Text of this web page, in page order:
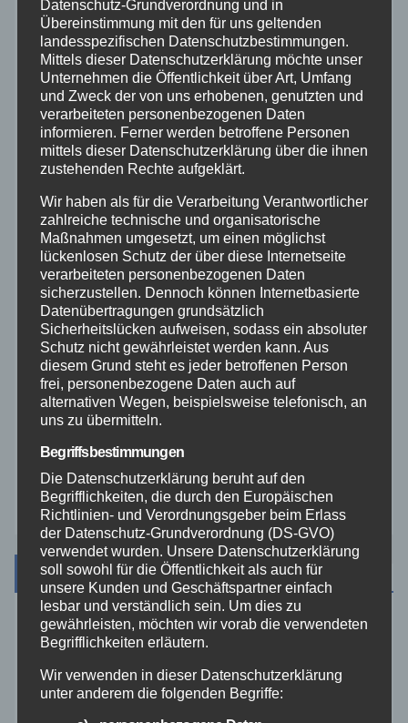
Hilfsorganisationen
Mayen-Koblenz
Neuwied
Polizei
Rettungsdienst
Rhein-Lahn
THW
Veranstaltungen
Video
Westerwald
Zoll
Archiv
August 2026
Juli 2026
Datenschutz-Grundverordnung und in
Übereinstimmung mit den für uns geltenden
landesspezifischen Datenschutzbestimmungen.
Mittels dieser Datenschutzerklärung möchte unser
Unternehmen die Öffentlichkeit über Art, Umfang
und Zweck der von uns erhobenen, genutzten und
verarbeiteten personenbezogenen Daten
informieren. Ferner werden betroffene Personen
mittels dieser Datenschutzerklärung über die ihnen
zustehenden Rechte aufgeklärt.
Wir haben als für die Verarbeitung Verantwortlicher
zahlreiche technische und organisatorische
Maßnahmen umgesetzt, um einen möglichst
lückenlosen Schutz der über diese Internetseite
verarbeiteten personenbezogenen Daten
sicherzustellen. Dennoch können Internetbasierte
Datenübertragungen grundsätzlich
Sicherheitslücken aufweisen, sodass ein absoluter
Schutz nicht gewährleistet werden kann. Aus
diesem Grund steht es jeder betroffenen Person
frei, personenbezogene Daten auch auf
alternativen Wegen, beispielsweise telefonisch, an
uns zu übermitteln.
Begriffsbestimmungen
Die Datenschutzerklärung beruht auf den
Begrifflichkeiten, die durch den Europäischen
Richtlinien- und Verordnungsgeber beim Erlass
der Datenschutz-Grundverordnung (DS-GVO)
verwendet wurden. Unsere Datenschutzerklärung
soll sowohl für die Öffentlichkeit als auch für
unsere Kunden und Geschäftspartner einfach
lesbar und verständlich sein. Um dies zu
gewährleisten, möchten wir vorab die verwendeten
Begrifflichkeiten erläutern.
Wir verwenden in dieser Datenschutzerklärung
unter anderem die folgenden Begriffe: